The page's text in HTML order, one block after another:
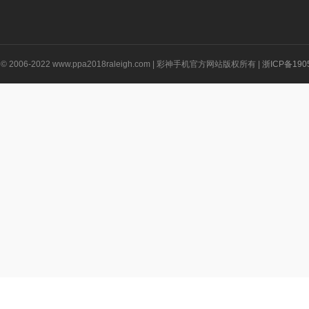
2006-2022 www.ppa2018raleigh.com | 彩神手机官方网站版权所有 | 浙ICP备